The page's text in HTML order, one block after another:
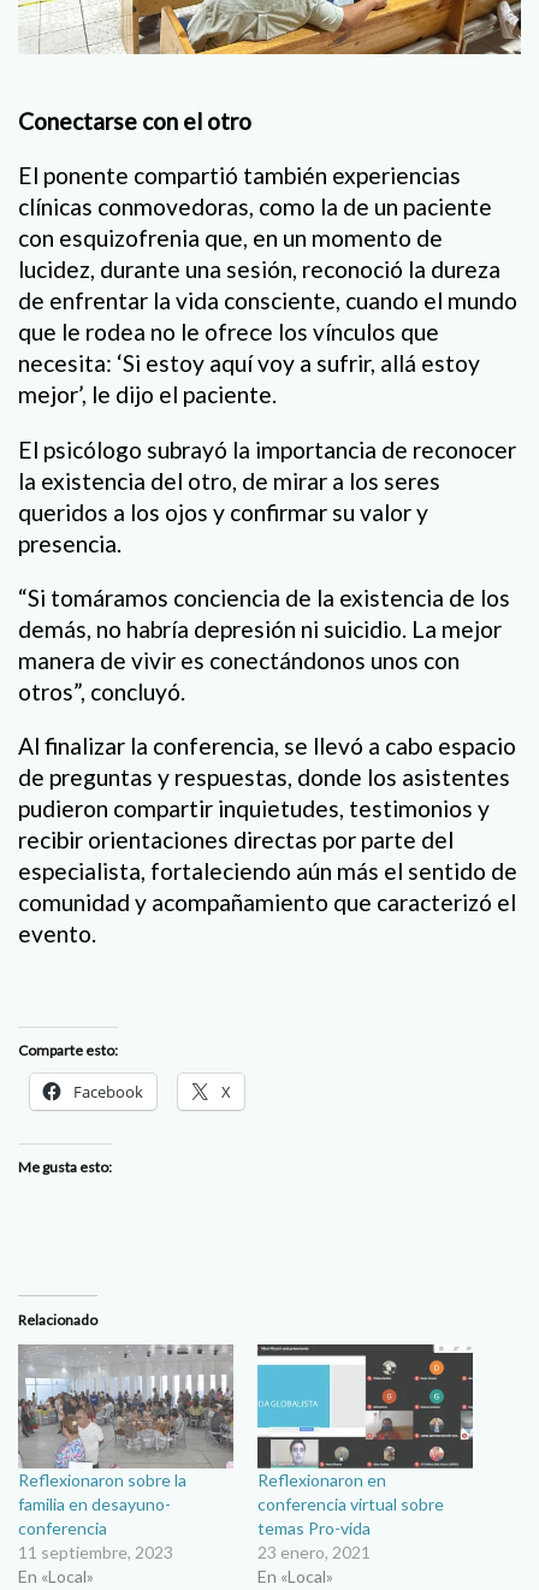
Conectarse con el otro
El ponente compartió también experiencias
clínicas conmovedoras, como la de un paciente
con esquizofrenia que, en un momento de
lucidez, durante una sesión, reconoció la dureza
de enfrentar la vida consciente, cuando el mundo
que le rodea no le ofrece los vínculos que
necesita: ‘Si estoy aquí voy a sufrir, allá estoy
mejor’, le dijo el paciente.
El psicólogo subrayó la importancia de reconocer
la existencia del otro, de mirar a los seres
queridos a los ojos y confirmar su valor y
presencia.
“Si tomáramos conciencia de la existencia de los
demás, no habría depresión ni suicidio. La mejor
manera de vivir es conectándonos unos con
otros”, concluyó.
Al finalizar la conferencia, se llevó a cabo espacio
de preguntas y respuestas, donde los asistentes
pudieron compartir inquietudes, testimonios y
recibir orientaciones directas por parte del
especialista, fortaleciendo aún más el sentido de
comunidad y acompañamiento que caracterizó el
evento.
Comparte esto:
Facebook X
Me gusta esto:
Relacionado
Reflexionaron sobre la
familia en desayuno-
conferencia
11 septiembre, 2023
En «Local»
Reflexionaron en
conferencia virtual sobre
temas Pro-vida
23 enero, 2021
En «Local»